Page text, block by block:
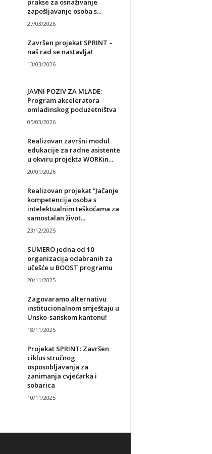
prakse za osnaživanje
zapošljavanje osoba s...
27/03/2026
Završen projekat SPRINT –
naš rad se nastavlja!
13/03/2026
JAVNI POZIV ZA MLADE:
Program akceleratora
omladinskog poduzetništva
05/03/2026
Realizovan završni modul
edukacije za radne asistente
u okviru projekta WORKin...
20/01/2026
Realizovan projekat ”Jačanje
kompetencija osoba s
intelektualnim teškoćama za
samostalan život...
23/12/2025
SUMERO jedna od 10
organizacija odabranih za
učešće u BOOST programu
20/11/2025
Zagovaramo alternativu
institucionalnom smještaju u
Unsko-sanskom kantonu!
18/11/2025
Projekat SPRINT: Završen
ciklus stručnog
osposobljavanja za
zanimanja cvjećarka i
sobarica
10/11/2025